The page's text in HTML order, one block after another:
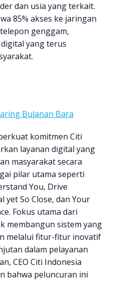
dan usia yang terkait.
85% akses ke jaringan
genggam,
yang terus
Bulanan Bara
komitmen Citi
layanan digital yang
masyarakat secara
pilar utama seperti
You, Drive
yet So Close, dan Your
Fokus utama dari
membangun sistem yang
melalui fitur-fitur inovatif
dalam pelayanan
CEO Citi Indonesia
bahwa peluncuran ini